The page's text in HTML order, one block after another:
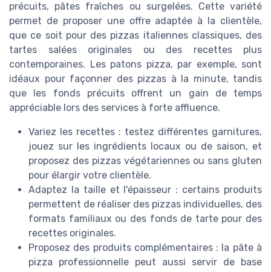
précuits, pâtes fraîches ou surgelées. Cette variété
permet de proposer une offre adaptée à la clientèle,
que ce soit pour des pizzas italiennes classiques, des
tartes salées originales ou des recettes plus
contemporaines. Les patons pizza, par exemple, sont
idéaux pour façonner des pizzas à la minute, tandis
que les fonds précuits offrent un gain de temps
appréciable lors des services à forte affluence.
Variez les recettes : testez différentes garnitures,
jouez sur les ingrédients locaux ou de saison, et
proposez des pizzas végétariennes ou sans gluten
pour élargir votre clientèle.
Adaptez la taille et l'épaisseur : certains produits
permettent de réaliser des pizzas individuelles, des
formats familiaux ou des fonds de tarte pour des
recettes originales.
Proposez des produits complémentaires : la pâte à
pizza professionnelle peut aussi servir de base